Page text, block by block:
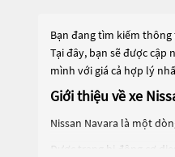
Bạn đang tìm kiếm
Tại đây, bạn sẽ được cập
mình với giá cả hợp lý
Giới thiệu về xe
Nissan Navara là một
Được trang bị động cơ